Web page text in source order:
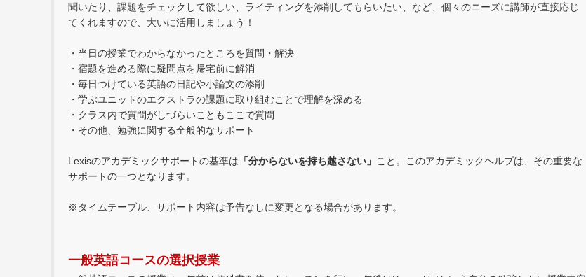
聞いたり、課題をチェックして欲しい、ライティングを添削してもらいたい、など、個々のニーズに講師が直接応じ
てくれますので、大いに活用しましょう！
・当日の授業でわからなかったところを質問・解決
・宿題を進める際に疑問点を帰宅前に解消
・毎日つけている英語の日記や小論文の添削
・学ぶユニットのエクストラの課題に取り組むことで理解を深める
・クラス内で質問がしづらいこともここで質問
・その他、勉強に関する全般的なサポート
Lexisのアカデミックサポートの基準は 「分からないを持ち越さない」 こと。このアカデミックヘルプは、その重要な
サポートの一つとなります。
※タイムテーブル、サポート内容は予告なしに変更となる場合があります。
一般英語コースの選択授業